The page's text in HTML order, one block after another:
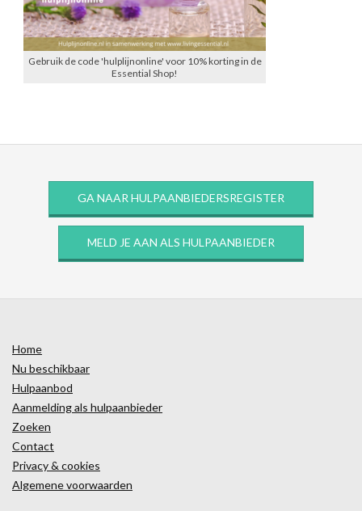
Gebruik de code 'hulplijnonline' voor 10% korting in de
Essential Shop!
GA NAAR HULPAANBIEDERSREGISTER
MELD JE AAN ALS HULPAANBIEDER
Home
Nu beschikbaar
Hulpaanbod
Aanmelding als hulpaanbieder
Zoeken
Contact
Privacy & cookies
Algemene voorwaarden